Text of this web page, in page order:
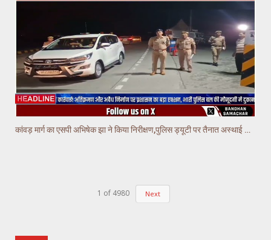
कांवड़ मार्ग का एसपी अभिषेक झा ने किया निरीक्षण,पुलिस ड्यूटी पर तैनात अस्थाई चौकियो का किया निरीक्षण
1 of 4980 Next